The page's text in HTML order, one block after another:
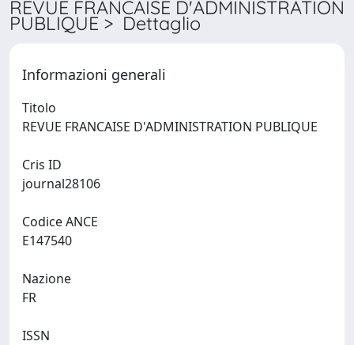
REVUE FRANCAISE D'ADMINISTRATION
PUBLIQUE > Dettaglio
Informazioni generali
Titolo
Cris ID
Codice ANCE
Nazione
ISSN